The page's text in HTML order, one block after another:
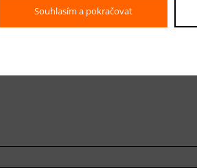
Souhlasím a pokračovat